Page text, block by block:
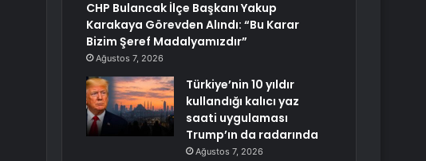
CHP Bulancak İlçe Başkanı Yakup
Karakaya Görevden Alındı: “Bu Karar
Bizim Şeref Madalyamızdır”
Ağustos 7, 2026
Türkiye’nin 10 yıldır
kullandığı kalıcı yaz
saati uygulaması
Trump’ın da radarında
Ağustos 7, 2026